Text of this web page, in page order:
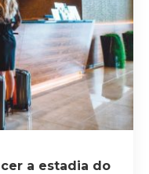
a estadia do